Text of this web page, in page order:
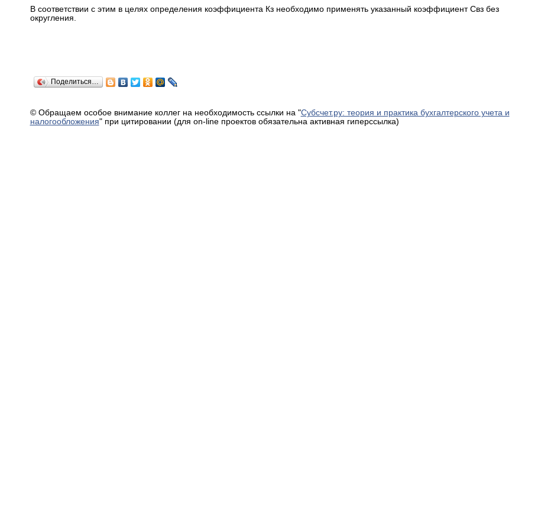
В соответствии с этим в целях определения коэффициента Кз необходимо применять указанный коэффициент Свз без
округления.
Поделиться…
© Обращаем особое внимание коллег на необходимость ссылки на "Субсчет.ру: теория и практика бухгалтерского учета и
налогообложения" при цитировании (для on-line проектов обязательна активная гиперссылка)